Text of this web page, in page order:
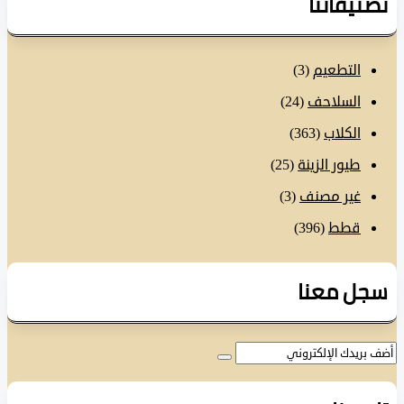
التطعيم(3)
السلاحف(24)
الكلاب(363)
طيور الزينة (25)
غير مصنف(3)
قطط
(396)
معنا